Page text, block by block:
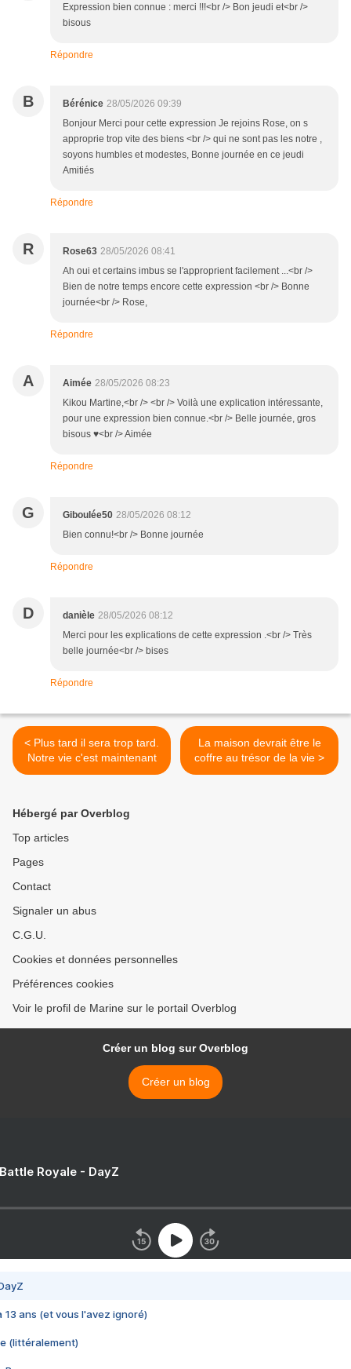
Expression bien connue : merci !!!<br /> Bon jeudi et<br />
bisous
Répondre
B Bérénice 28/05/2026 09:39
Bonjour Merci pour cette expression Je rejoins Rose, on s
approprie trop vite des biens <br /> qui ne sont pas les notre ,
soyons humbles et modestes, Bonne journée en ce jeudi
Amitiés
Répondre
R Rose63 28/05/2026 08:41
Ah oui et certains imbus se l'approprient facilement ...<br />
Bien de notre temps encore cette expression <br /> Bonne
journée<br /> Rose,
Répondre
A Aimée 28/05/2026 08:23
Kikou Martine,<br /> <br /> Voilà une explication intéressante,
pour une expression bien connue.<br /> Belle journée, gros
bisous ♥<br /> Aimée
Répondre
G Giboulée50 28/05/2026 08:12
Bien connu!<br /> Bonne journée
Répondre
D danièle 28/05/2026 08:12
Merci pour les explications de cette expression .<br /> Très
belle journée<br /> bises
Répondre
< Plus tard il sera trop tard.
Notre vie c'est maintenant
La maison devrait être le
coffre au trésor de la vie >
Hébergé par Overblog
Top articles
Pages
Contact
Signaler un abus
C.G.U.
Cookies et données personnelles
Préférences cookies
Voir le profil de Marine sur le portail Overblog
Créer un blog sur Overblog
Créer un blog
Royale - DayZ
13 ans (et vous l'avez ignoré)
(littéralement)